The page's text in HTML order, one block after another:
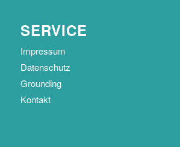
SERVICE
Impressum
Datenschutz
Grounding
Kontakt